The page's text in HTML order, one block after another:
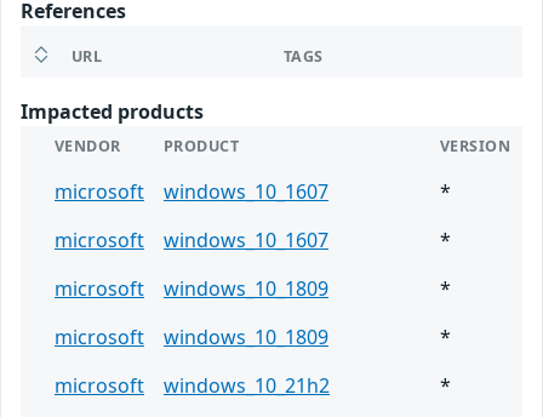
References
URL TAGS
Impacted products
VENDOR PRODUCT VERSION
microsoft windows_10_1607
*
microsoft
windows_10_1607
*
microsoft
windows_10_1809
*
microsoft
windows_10_1809
*
microsoft
windows_10_21h2
*